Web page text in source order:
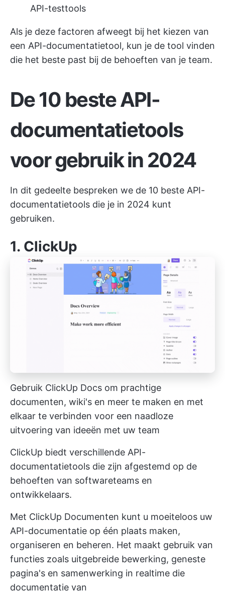
API-testtools
Als je deze factoren afweegt bij het kiezen van
een API-documentatietool, kun je de tool vinden
die het beste past bij de behoeften van je team.
De 10 beste API-
documentatietools
voor gebruik in 2024
In dit gedeelte bespreken we de 10 beste API-
documentatietools die je in 2024 kunt
gebruiken.
1. ClickUp
Gebruik ClickUp Docs om prachtige
documenten, wiki's en meer te maken en met
elkaar te verbinden voor een naadloze
uitvoering van ideeën met uw team
ClickUp biedt verschillende API-
documentatietools die zijn afgestemd op de
behoeften van softwareteams en
ontwikkelaars.
Met ClickUp Documenten kunt u moeiteloos uw
API-documentatie op één plaats maken,
organiseren en beheren. Het maakt gebruik van
functies zoals uitgebreide bewerking, geneste
pagina's en samenwerking in realtime die
documentatie van